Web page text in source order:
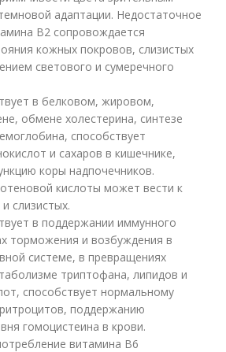
адаптации. Недостаточное
В2 сопровождается
кожных покровов, слизистых
светового и сумеречного
в белковом, жировом,
обмене холестерина, синтезе
способствует
и сахаров в кишечнике,
коры надпочечников.
кислоты может вести к
слизистых.
в поддержании иммунного
торможения и возбуждения в
системе, в превращениях
триптофана, липидов и
способствует нормальному
поддержанию
гомоцистеина в крови.
витамина В6